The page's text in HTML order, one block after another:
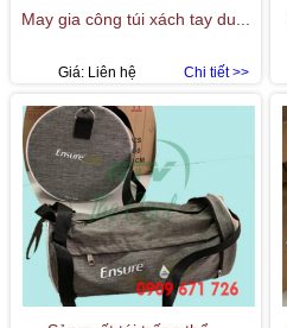
May gia công túi xách tay du...
Chi tiết >>
Giá: Liên hệ